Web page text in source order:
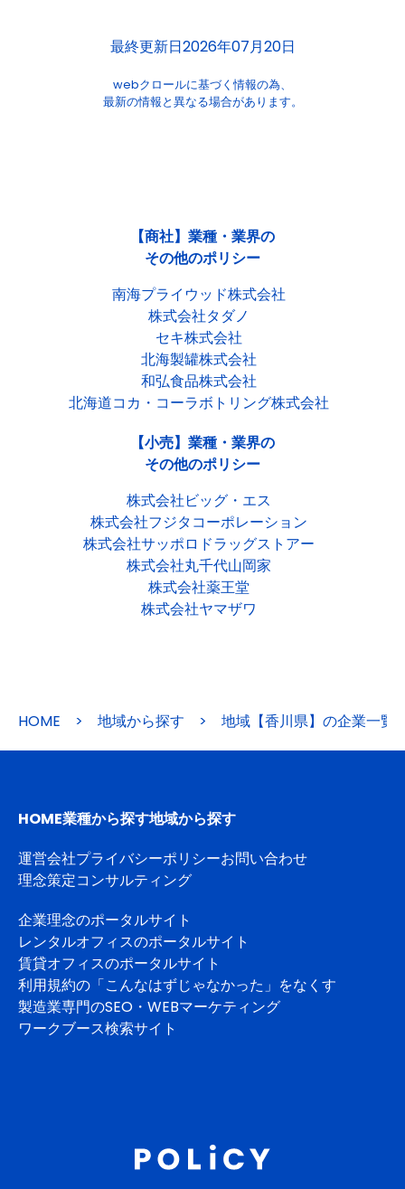
最終更新日2026年07月20日
webクロールに基づく情報の為、
最新の情報と異なる場合があります。
【商社】業種・業界の
その他のポリシー
南海プライウッド株式会社
株式会社タダノ
セキ株式会社
北海製罐株式会社
和弘食品株式会社
北海道コカ・コーラボトリング株式会社
【小売】業種・業界の
その他のポリシー
株式会社ビッグ・エス
株式会社フジタコーポレーション
株式会社サッポロドラッグストアー
株式会社丸千代山岡家
株式会社薬王堂
株式会社ヤマザワ
HOME > 地域から探す > 地域【香川県】の企業一覧
HOME業種から探す地域から探す
運営会社プライバシーポリシーお問い合わせ
理念策定コンサルティング
企業理念のポータルサイト
レンタルオフィスのポータルサイト
賃貸オフィスのポータルサイト
利用規約の「こんなはずじゃなかった」をなくす
製造業専門のSEO・WEBマーケティング
ワークブース検索サイト